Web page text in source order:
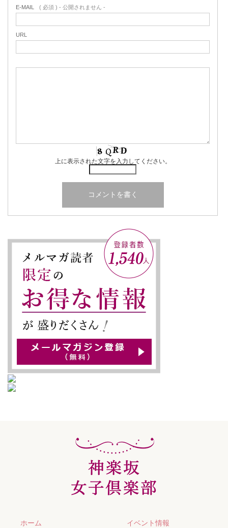
E-MAIL ( 必須 ) - 公開されません -
URL
上に表示された文字を入力してください。
ホーム イベント情報